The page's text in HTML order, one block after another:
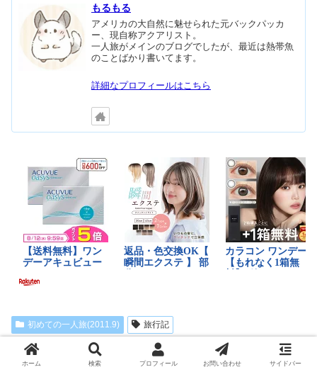
もるもる
アメリカの大自然に魅せられた元バックパッカ
ー、現自称アクアリスト。
一人旅がメインのブログでしたが、最近は熱帯魚
のことばかり書いてます。
詳細なプロフィールはこちら
初めての一人旅(2011.9) 旅行記
ランキングに参加しています
ホーム 検索 プロフィール お問い合わせ サイドバー